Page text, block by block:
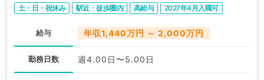
土・日・祝休み
駅近・徒歩圏内 高給与 2027年4月入職可
給与 年収1,440万円 ～ 2,000万円
勤務日数 週4.00日〜5.00日